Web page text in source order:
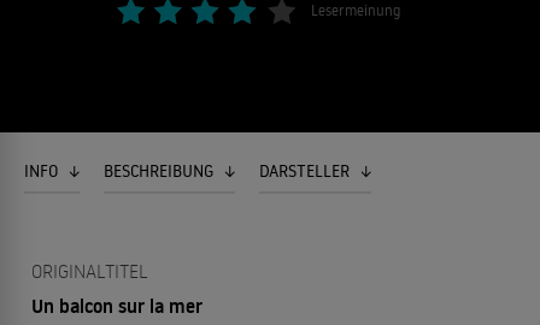
Lesermeinung
INFO BESCHREIBUNG DARSTELLER
ORIGINALTITEL
Un balcon sur la mer